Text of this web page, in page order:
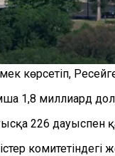
көрсетіп,
1,8 миллиард
226